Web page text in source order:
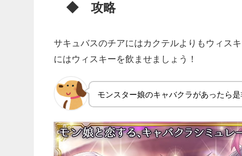
◆ 攻略
サキュバスのチアにはカクテルよりもウィス
にはウィスキーを飲ませましょう！
モンスター娘のキャバクラがあったら